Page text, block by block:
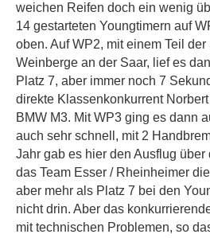
weichen Reifen doch ein wenig
14 gestarteten Youngtimern auf
oben. Auf WP2, mit einem Teil
Weinberge an der Saar, lief es
Platz 7, aber immer noch 7
direkte Klassenkonkurrent
BMW M3. Mit WP3 ging es dann
auch sehr schnell, mit 2
Jahr gab es hier den Ausflug
das Team Esser / Rheinheimer
aber mehr als Platz 7 bei den
nicht drin. Aber das
mit technischen Problemen, so